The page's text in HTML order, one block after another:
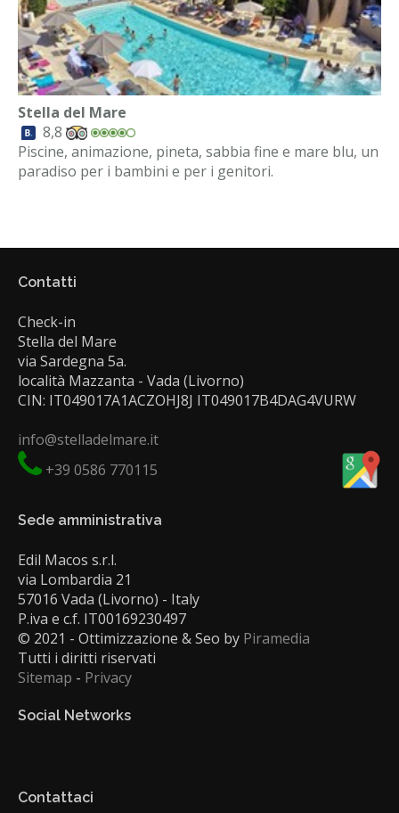
Stella del Mare
8,8
Piscine, animazione, pineta, sabbia fine e mare blu, un
paradiso per i bambini e per i genitori.
Contatti
Check-in
Stella del Mare
via Sardegna 5a.
località Mazzanta - Vada (Livorno)
CIN: IT049017A1ACZOHJ8J IT049017B4DAG4VURW
info@stelladelmare.it
+39 0586 770115
Sede amministrativa
Edil Macos s.r.l.
via Lombardia 21
57016 Vada (Livorno) - Italy
P.iva e c.f. IT00169230497
© 2021 - Ottimizzazione & Seo by Piramedia
Tutti i diritti riservati
Sitemap - Privacy
Social Networks
Contattaci